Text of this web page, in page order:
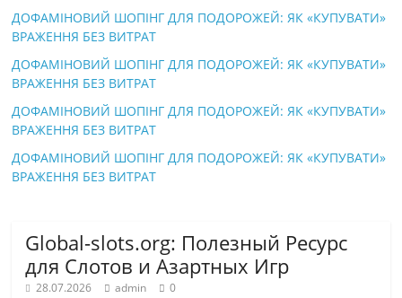
ДОФАМІНОВИЙ ШОПІНГ ДЛЯ ПОДОРОЖЕЙ: ЯК «КУПУВАТИ»
ВРАЖЕННЯ БЕЗ ВИТРАТ
ДОФАМІНОВИЙ ШОПІНГ ДЛЯ ПОДОРОЖЕЙ: ЯК «КУПУВАТИ»
ВРАЖЕННЯ БЕЗ ВИТРАТ
ДОФАМІНОВИЙ ШОПІНГ ДЛЯ ПОДОРОЖЕЙ: ЯК «КУПУВАТИ»
ВРАЖЕННЯ БЕЗ ВИТРАТ
ДОФАМІНОВИЙ ШОПІНГ ДЛЯ ПОДОРОЖЕЙ: ЯК «КУПУВАТИ»
ВРАЖЕННЯ БЕЗ ВИТРАТ
Global-slots.org: Полезный Ресурс
для Слотов и Азартных Игр
28.07.2026 admin 0